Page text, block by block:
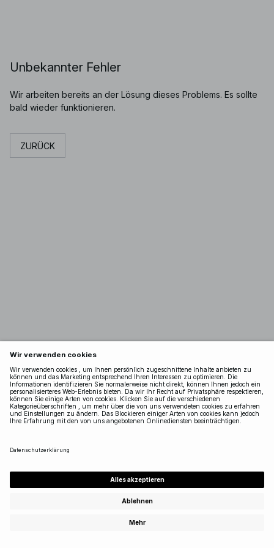
Unbekannter Fehler
Wir arbeiten bereits an der Lösung dieses Problems. Es sollte
bald wieder funktionieren.
ZURÜCK